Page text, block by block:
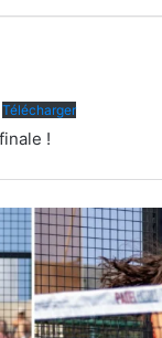
Télécharger
!